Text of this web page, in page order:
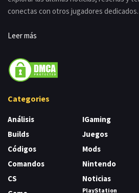
conectas con otros jugadores dedicados.
Leer más
Categories
Análisis
Builds
Códigos
Comandos
CS
IGaming
Juegos
Mods
Nintendo
Noticias
PlayStation